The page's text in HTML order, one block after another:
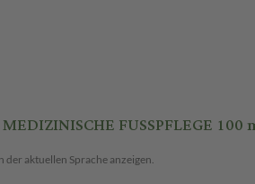
FUSSPFLEGE 100
der aktuellen Sprache anzeigen.